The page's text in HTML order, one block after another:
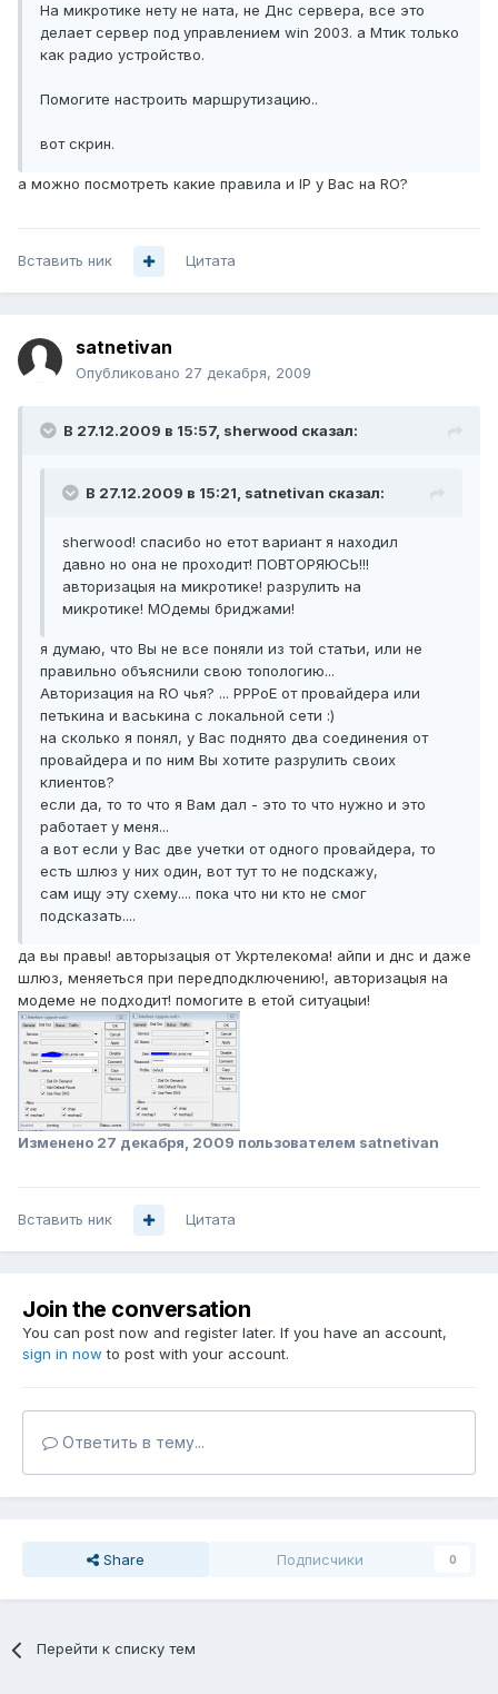
На микротике нету не ната, не Днс сервера, все это
делает сервер под управлением win 2003. а Мтик только
как радио устройство.
Помогите настроить маршрутизацию..
вот скрин.
а можно посмотреть какие правила и IP у Вас на RO?
Вставить ник Цитата
satnetivan
Опубликовано 27 декабря, 2009
В 27.12.2009 в 15:57, sherwood сказал:
В 27.12.2009 в 15:21, satnetivan сказал:
sherwood! спасибо но етот вариант я находил
давно но она не проходит! ПОВТОРЯЮСЬ!!!
авторизацыя на микротике! разрулить на
микротике! МОдемы бриджами!
я думаю, что Вы не все поняли из той статьи, или не
правильно объяснили свою топологию...
Авторизация на RO чья? ... PPPoE от провайдера или
петькина и васькина с локальной сети :)
на сколько я понял, у Вас поднято два соединения от
провайдера и по ним Вы хотите разрулить своих
клиентов?
если да, то то что я Вам дал - это то что нужно и это
работает у меня...
а вот если у Вас две учетки от одного провайдера, то
есть шлюз у них один, вот тут то не подскажу,
сам ищу эту схему.... пока что ни кто не смог
подсказать....
да вы правы! авторызацыя от Укртелекома! айпи и днс и даже
шлюз, меняеться при передподключению!, авторизацыя на
модеме не подходит! помогите в етой ситуацыи!
Изменено 27 декабря, 2009 пользователем satnetivan
Вставить ник Цитата
Join the conversation
You can post now and register later. If you have an account,
sign in now to post with your account.
Ответить в тему...
Share Подписчики 0
Перейти к списку тем